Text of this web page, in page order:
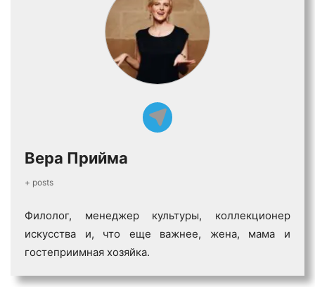
Вера Прийма
+ posts
Филолог, менеджер культуры, коллекционер
искусства и, что еще важнее, жена, мама и
гостеприимная хозяйка.